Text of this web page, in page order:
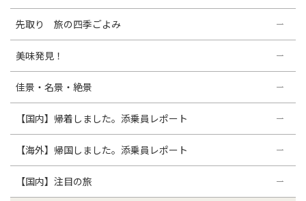
先取り 旅の四季ごよみ
美味発見！
佳景・名景・絶景
【国内】帰着しました。添乗員レポート
【海外】帰国しました。添乗員レポート
【国内】注目の旅